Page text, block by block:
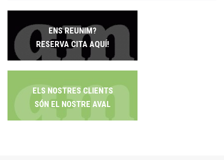
ENS REUNIM?
RESERVA CITA AQUÍ!
ELS NOSTRES CLIENTS
SÓN EL NOSTRE AVAL